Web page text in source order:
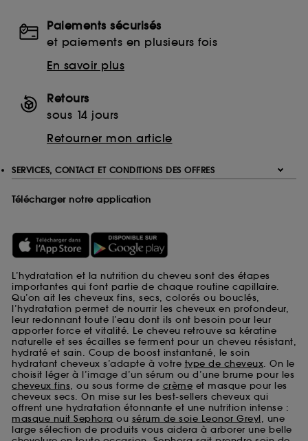
Paiements sécurisés
et paiements en plusieurs fois
En savoir plus
Retours
sous 14 jours
Retourner mon article
SERVICES, CONTACT ET CONDITIONS DES OFFRES
Télécharger notre application
L’hydratation et la nutrition du cheveu sont des étapes
importantes qui font partie de chaque routine capillaire.
Qu’on ait les cheveux fins, secs, colorés ou bouclés,
l’hydratation permet de nourrir les cheveux en profondeur,
leur redonnant toute l’eau dont ils ont besoin pour leur
apporter force et vitalité. Le cheveu retrouve sa kératine
naturelle et ses écailles se ferment pour un cheveu résistant,
hydraté et sain. Coup de boost instantané, le soin
hydratant cheveux s’adapte à votre type de cheveux. On le
choisit léger à l’image d’un sérum ou d’une brume pour les
cheveux fins, ou sous forme de crème et masque pour les
cheveux secs. On mise sur les best-sellers cheveux qui
offrent une hydratation étonnante et une nutrition intense :
masque nuit Sephora ou sérum de soie Leonor Greyl, une
large sélection de produits vous aidera à arborer une belle